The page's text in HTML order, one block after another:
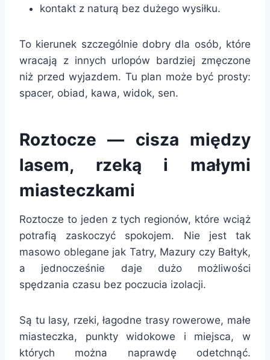
kontakt z naturą bez dużego wysiłku.
To kierunek szczególnie dobry dla osób, które
wracają z innych urlopów bardziej zmęczone
niż przed wyjazdem. Tu plan może być prosty:
spacer, obiad, kawa, widok, sen.
Roztocze — cisza między
lasem, rzeką i małymi
miasteczkami
Roztocze to jeden z tych regionów, które wciąż
potrafią zaskoczyć spokojem. Nie jest tak
masowo oblegane jak Tatry, Mazury czy Bałtyk,
a jednocześnie daje dużo możliwości
spędzania czasu bez poczucia izolacji.
Są tu lasy, rzeki, łagodne trasy rowerowe, małe
miasteczka, punkty widokowe i miejsca, w
których można naprawdę odetchnąć.